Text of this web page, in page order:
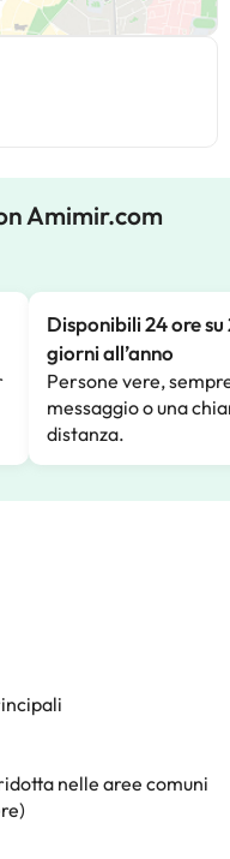
Amimir.com
Disponibili 24 ore su
giorni all’anno
Persone vere,
messaggio o una
distanza.
nelle aree comuni